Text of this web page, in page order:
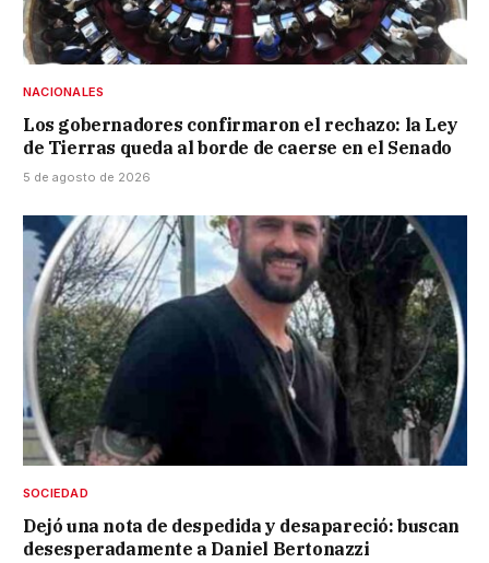
NACIONALES
Los gobernadores confirmaron el rechazo: la Ley
de Tierras queda al borde de caerse en el Senado
5 de agosto de 2026
SOCIEDAD
Dejó una nota de despedida y desapareció: buscan
desesperadamente a Daniel Bertonazzi